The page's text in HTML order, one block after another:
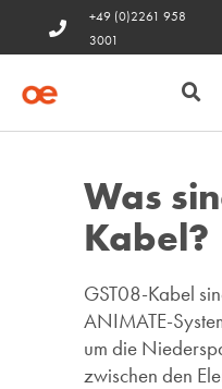
+49 (0)2261 958
3001
Was
Kabel?
GST08-Kabel
ANIMATE-
um die
zwischen den